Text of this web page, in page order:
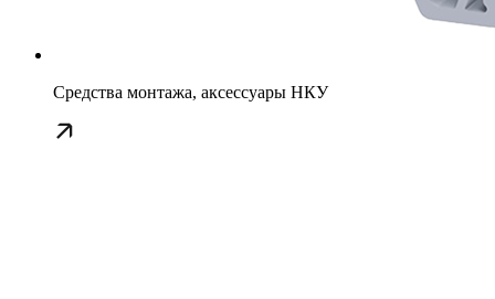
Средства монтажа, аксессуары НКУ